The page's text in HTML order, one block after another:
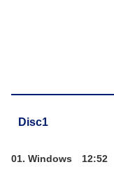
Disc1
01. Windows 12:52